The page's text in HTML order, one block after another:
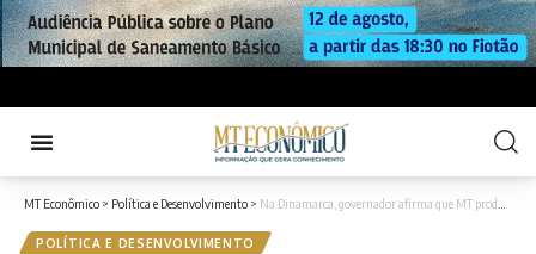
MT Econômico > Política e Desenvolvimento > Na Dinamarca, governador afirma que MT produz alimentos com respeito ao Meio Ambiente
POLÍTICA E DESENVOLVIMENTO